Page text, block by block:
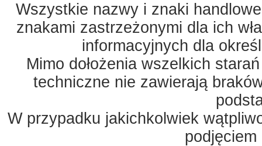
Wszystkie nazwy i znaki
znakami zastrzeżonymi dla ich
informacyjnych dla
Mimo dołożenia wszelkich
techniczne nie zawierają
W przypadku jakichkolwiek